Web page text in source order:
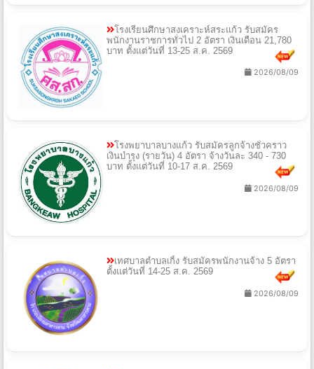
โรงเรียนศึกษาสงเคราะห์สระแก้ว รับสมัคร
พนักงานราชการทั่วไป 2 อัตรา เงินเดือน 21,780
บาท ตั้งแต่วันที่ 13-25 ส.ค. 2569
2026/08/09
โรงพยาบาลบางแก้ว รับสมัครลูกจ้างชั่วคราว
เงินบำรุง (รายวัน) 4 อัตรา จ้างวันละ 340 - 730
บาท ตั้งแต่วันที่ 10-17 ส.ค. 2569
2026/08/09
เทศบาลตำบลเกิ้ง รับสมัครพนักงานจ้าง 5 อัตรา
ตั้งแต่วันที่ 14-25 ส.ค. 2569
2026/08/09